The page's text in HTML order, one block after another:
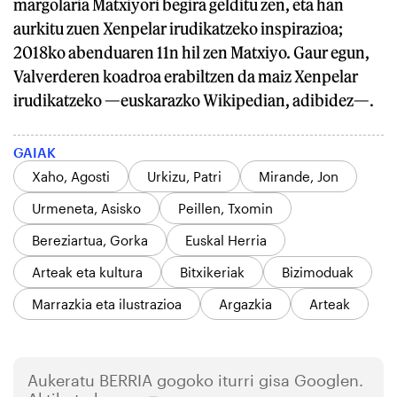
margolaria Matxiyori begira gelditu zen, eta han
aurkitu zuen Xenpelar irudikatzeko inspirazioa;
2018ko abenduaren 11n hil zen Matxiyo. Gaur egun,
Valverderen koadroa erabiltzen da maiz Xenpelar
irudikatzeko —euskarazko Wikipedian, adibidez—.
GAIAK
Xaho, Agosti
Urkizu, Patri
Mirande, Jon
Urmeneta, Asisko
Peillen, Txomin
Bereziartua, Gorka
Euskal Herria
Arteak eta kultura
Bitxikeriak
Bizimoduak
Marrazkia eta ilustrazioa
Argazkia Arteak
Aukeratu BERRIA gogoko iturri gisa Googlen.